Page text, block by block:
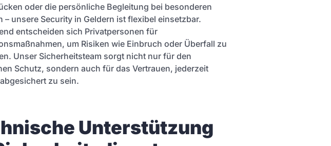
oder die persönliche Begleitung bei besonderen
– unsere Security in Geldern ist flexibel einsetzbar.
entscheiden sich Privatpersonen für
um Risiken wie Einbruch oder Überfall zu
Unser Sicherheitsteam sorgt nicht nur für den
Schutz, sondern auch für das Vertrauen, jederzeit
zu sein.
Unterstützung